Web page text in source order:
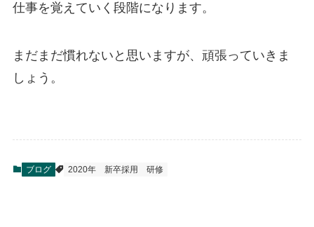
仕事を覚えていく段階になります。
まだまだ慣れないと思いますが、頑張っていきま
しょう。
ブログ 2020年 新卒採用 研修